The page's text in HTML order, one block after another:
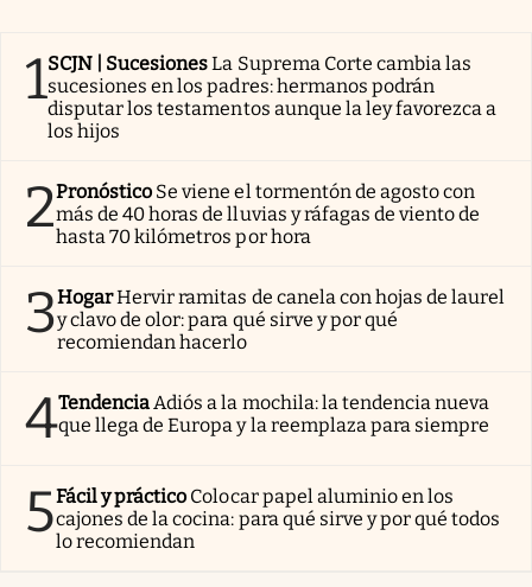
1SCJN | SucesionesLa Suprema Corte cambia las
sucesiones en los padres: hermanos podrán
disputar los testamentos aunque la ley favorezca a
los hijos
2Pronóstico Se viene el tormentón de agosto con
más de 40 horas de lluvias y ráfagas de viento de
hasta 70 kilómetros por hora
3HogarHervir ramitas de canela con hojas de laurel
y clavo de olor: para qué sirve y por qué
recomiendan hacerlo
4TendenciaAdiós a la mochila: la tendencia nueva
que llega de Europa y la reemplaza para siempre
5Fácil y práctico Colocar papel aluminio en los
cajones de la cocina: para qué sirve y por qué todos
lo recomiendan